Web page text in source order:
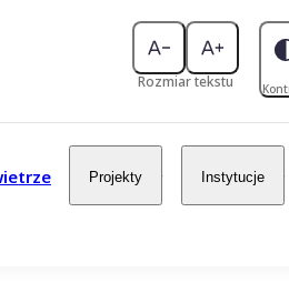
Rozmiar tekstu
Projekty Instytucje